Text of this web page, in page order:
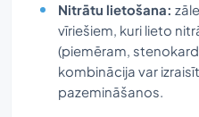
Nitrātu lietošana:
vīriešiem, kuri lieto
(piemēram,
kombinācija var
pazemināšanos.